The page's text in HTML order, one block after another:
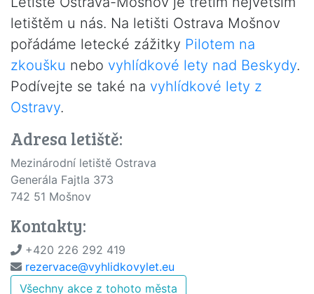
letištěm u nás. Na letišti Ostrava Mošnov
pořádáme letecké zážitky Pilotem na
zkoušku nebo vyhlídkové lety nad Beskydy.
Podívejte se také na vyhlídkové lety z
Ostravy.
Adresa letiště:
Mezinárodní letiště Ostrava
Generála Fajtla 373
742 51 Mošnov
Kontakty:
+420 226 292 419
rezervace@vyhlidkovylet.eu
Všechny akce z tohoto města